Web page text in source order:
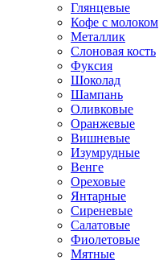
Глянцевые
Кофе с молоком
Металлик
Слоновая кость
Фуксия
Шоколад
Шампань
Оливковые
Оранжевые
Вишневые
Изумрудные
Венге
Ореховые
Янтарные
Сиреневые
Салатовые
Фиолетовые
Мятные